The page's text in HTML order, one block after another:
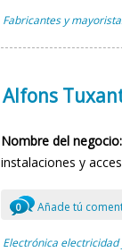
Fabricantes y
Alfons
Nombre del negocio:
instalaciones y
0 Añade tú
Electrónica